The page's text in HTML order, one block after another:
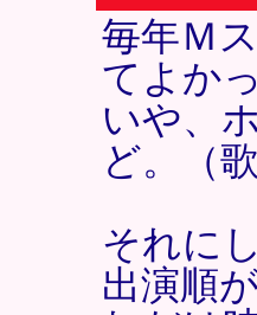
毎年Ｍ
てよか
いや、
ど。（
それに
出演順